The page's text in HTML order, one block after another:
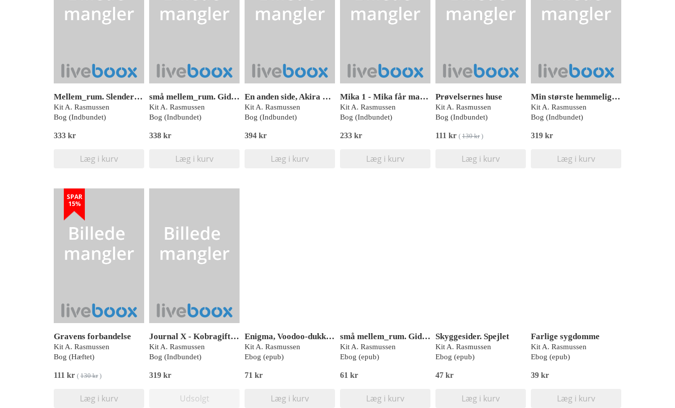
Mellem_rum. Slenderman
Kit A. Rasmussen
Bog (Indbundet)
333 kr
Læg i kurv
små mellem_rum. Gidsel
Kit A. Rasmussen
Bog (Indbundet)
338 kr
Læg i kurv
En anden side, Akira og Toto 1, Neuro, Læseklub
Kit A. Rasmussen
Bog (Indbundet)
394 kr
Læg i kurv
Mika 1 - Mika får magi, Læs Lydret 3
Kit A. Rasmussen
Bog (Indbundet)
233 kr
Læg i kurv
Prøvelsernes huse
Kit A. Rasmussen
Bog (Indbundet)
111 kr ( 130 kr)
Læg i kurv
Min største hemmelighed, Clara, Rød Læseklub
Kit A. Rasmussen
Bog (Indbundet)
319 kr
Læg i kurv
SPAR
15%
Gravens forbandelse
Kit A. Rasmussen
Bog (Hæftet)
111 kr ( 130 kr)
Læg i kurv
Journal X - Kobragift, Rød Læseklub
Kit A. Rasmussen
Bog (Indbundet)
319 kr
Udsolgt
Enigma, Voodoo-dukken, Blå læseklub
Kit A. Rasmussen
Ebog (epub)
71 kr
Læg i kurv
små mellem_rum. Gidsel
Kit A. Rasmussen
Ebog (epub)
61 kr
Læg i kurv
Skyggesider. Spejlet
Kit A. Rasmussen
Ebog (epub)
47 kr
Læg i kurv
Farlige sygdomme
Kit A. Rasmussen
Ebog (epub)
39 kr
Læg i kurv